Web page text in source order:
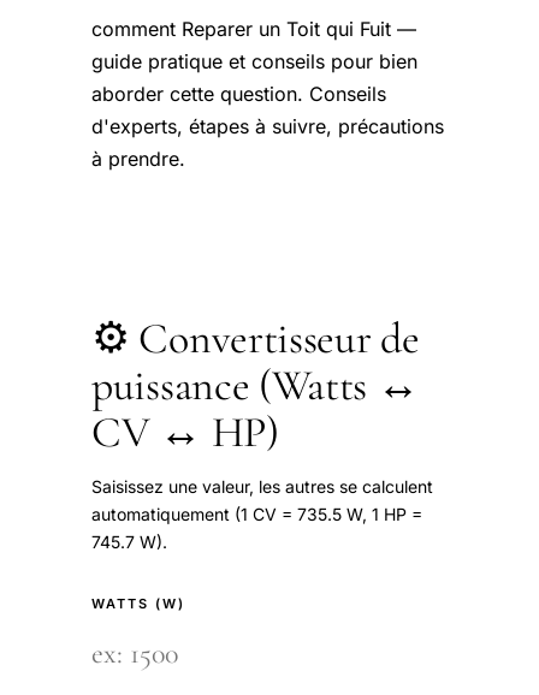
comment Reparer un Toit qui Fuit —
guide pratique et conseils pour bien
aborder cette question. Conseils
d'experts, étapes à suivre, précautions
à prendre.
⚙️ Convertisseur de
puissance (Watts ↔
CV ↔ HP)
Saisissez une valeur, les autres se calculent
automatiquement (1 CV = 735.5 W, 1 HP =
745.7 W).
WATTS (W)